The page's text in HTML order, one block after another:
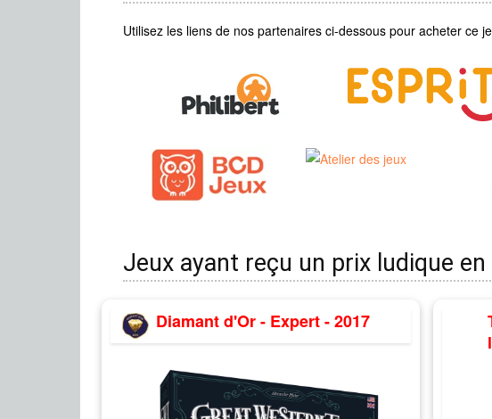
Utilisez les liens de nos partenaires ci-dessous pour acheter ce
Jeux ayant reçu un prix ludique en
Diamant d'Or - Expert - 2017